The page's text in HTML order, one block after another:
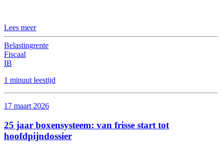
Lees meer
Belastingrente
Fiscaal
IB
1 minuut leestijd
17 maart 2026
25 jaar boxensysteem: van frisse start tot
hoofdpijndossier